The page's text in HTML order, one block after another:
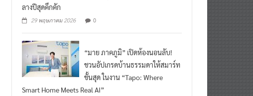
ลางปีสุดคึกคัก
29 พฤษภาคม 2026 0
“มาย ภาคภูมิ” เปิดห้องนอนลับ!
ชวนอัปเกรดบ้านธรรมดาให้สมาร์ท
ขั้นสุด ในงาน “Tapo: Where
Smart Home Meets Real AI”